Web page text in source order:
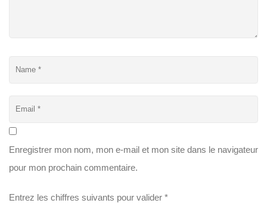
Enregistrer mon nom, mon e-mail et mon site dans le navigateur
pour mon prochain commentaire.
Entrez les chiffres suivants pour valider *